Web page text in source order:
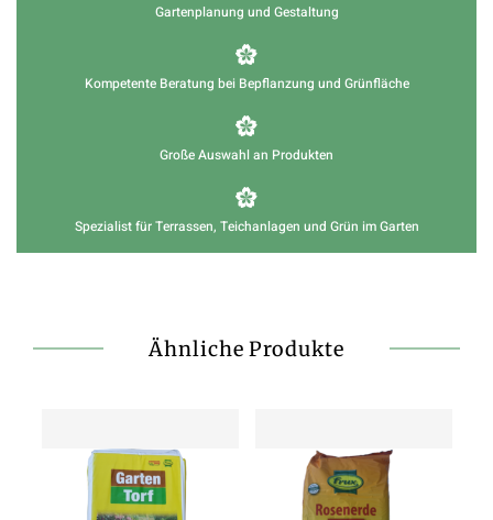
Gartenplanung und Gestaltung
Kompetente Beratung bei Bepflanzung und Grünfläche
Große Auswahl an Produkten
Spezialist für Terrassen, Teichanlagen und Grün im Garten
Ähnliche Produkte